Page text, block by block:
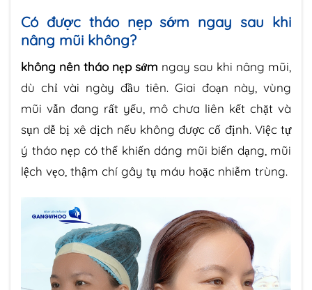
Có được tháo nẹp sớm ngay sau khi
nâng mũi không?
không nên tháo nẹp sớm ngay sau khi nâng mũi,
dù chỉ vài ngày đầu tiên. Giai đoạn này, vùng
mũi vẫn đang rất yếu, mô chưa liên kết chặt và
sụn dễ bị xê dịch nếu không được cố định. Việc tự
ý tháo nẹp có thể khiến dáng mũi biến dạng, mũi
lệch vẹo, thậm chí gây tụ máu hoặc nhiễm trùng.